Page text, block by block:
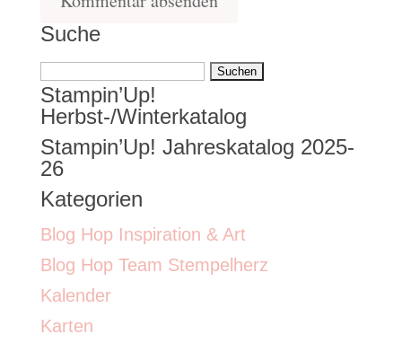
Suche
Suchen
nach:
Stampin’Up!
Herbst-/Winterkatalog
Stampin’Up! Jahreskatalog 2025-
26
Kategorien
Blog Hop Inspiration & Art
Blog Hop Team Stempelherz
Kalender
Karten